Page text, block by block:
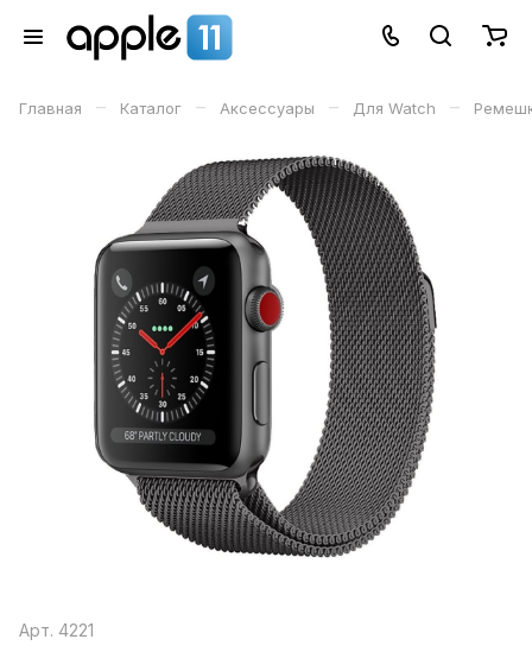
Главная – Каталог – Аксессуары – Для Watch –
Арт. 4221